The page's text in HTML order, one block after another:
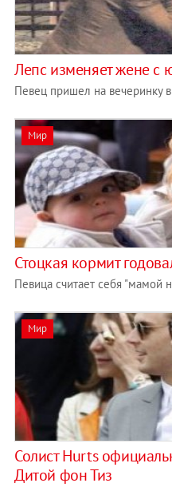
Лепс изменяет жене с
Певец пришел на вечеринку
Мир
Стоцкая кормит
Певица считает себя "мамой
Мир
Солист Hurts
Дитой фон Тиз